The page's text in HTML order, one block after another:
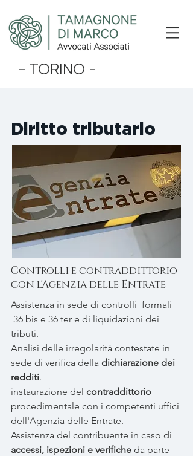
- TORINO -
Diritto tributario
Controlli e contraddittorio
con l'Agenzia delle Entrate
Assistenza in sede di controlli formali
36 bis e 36 ter e di liquidazioni dei
tributi.
Analisi delle irregolarità contestate in
sede di verifica della dichiarazione dei
redditi.
instaurazione del contraddittorio
procedimentale con i competenti uffici
dell'Agenzia delle Entrate.
Assistenza del contribuente in caso di
accessi, ispezioni e verifiche da parte